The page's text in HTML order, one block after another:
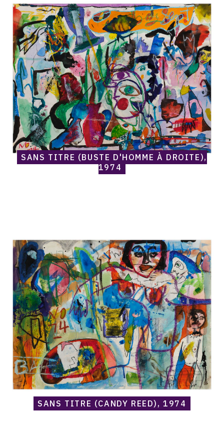
Norris
Embry,
Sans
titre
(Buste
d'homme
à
droite),
1974
SANS TITRE (BUSTE D'HOMME À DROITE),
1974
Norris
Embry,
Sans
titre
(Candy
Reed),
1974
SANS TITRE (CANDY REED), 1974